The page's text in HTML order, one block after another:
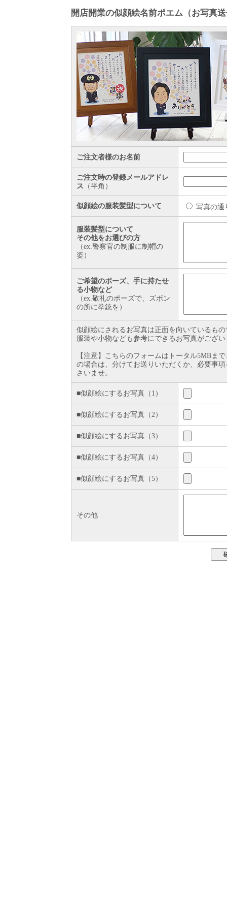
開店開業の似顔絵名前ポエム（お写真
ご注文者様のお名前
ご注文時の登録メールアドレ
ス （半角）
似顔絵の服装髪型について 写真の
服装髪型について
その他をお選びの方
（ex.警察官の制服に制帽の
姿）
ご希望のポーズ、手に持たせ
る小物など
（ex.敬礼のポーズで、ズボン
の所に拳銃を）
似顔絵にされるお写真は正面を向いているも
服装や小物なども参考にできるお写真がござ
【注意】こちらのフォームはトータル5MBま
の場合は、分けてお送りいただくか、必要事
さいませ。
■似顔絵にするお写真（1）
■似顔絵にするお写真（2）
■似顔絵にするお写真（3）
■似顔絵にするお写真（4）
■似顔絵にするお写真（5）
その他